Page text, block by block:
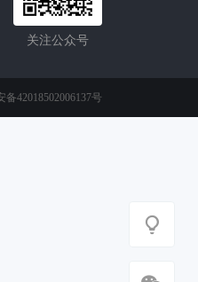
关注公众号
备42018502006137号